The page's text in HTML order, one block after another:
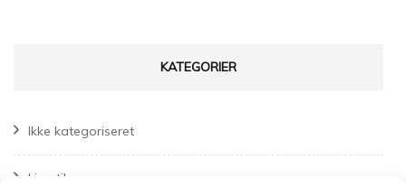
KATEGORIER
Ikke kategoriseret
Livsstil